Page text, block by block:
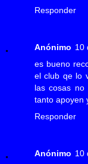
Responder
Anónimo 10
es bueno
el club qe lo
las cosas
tanto apoyen
Responder
Anónimo 10